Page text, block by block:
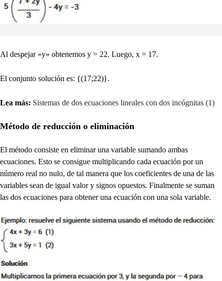
Al despejar «y» obtenemos y = 22. Luego, x = 17.
El conjunto solución es: {(17;22)}.
Lea más: Sistemas de dos ecuaciones lineales con dos incógnitas (1)
Método de reducción o eliminación
El método consiste en eliminar una variable sumando ambas
ecuaciones. Esto se consigue multiplicando cada ecuación por un
número real no nulo, de tal manera que los coeficientes de una de las
variables sean de igual valor y signos opuestos. Finalmente se suman
las dos ecuaciones para obtener una ecuación con una sola variable.